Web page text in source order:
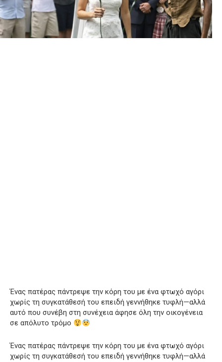
Ένας πατέρας πάντρεψε την κόρη του με ένα φτωχό αγόρι
χωρίς τη συγκατάθεσή του επειδή γεννήθηκε τυφλή—αλλά
αυτό που συνέβη στη συνέχεια άφησε όλη την οικογένεια
σε απόλυτο τρόμο
Ένας πατέρας πάντρεψε την κόρη του με ένα φτωχό αγόρι
χωρίς τη συγκατάθεσή του επειδή γεννήθηκε τυφλή—αλλά